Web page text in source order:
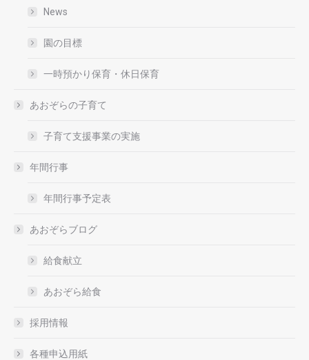
News
園の目標
一時預かり保育・休日保育
あおぞらの子育て
子育て支援事業の実施
年間行事
年間行事予定表
あおぞらブログ
給食献立
あおぞら給食
採用情報
各種申込用紙